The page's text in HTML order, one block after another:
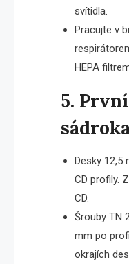
svítidla.
Pracujte v
HEPA
5.
Desky 12,5
CD profily.
CD.
Šrouby TN
mm po
okrajích